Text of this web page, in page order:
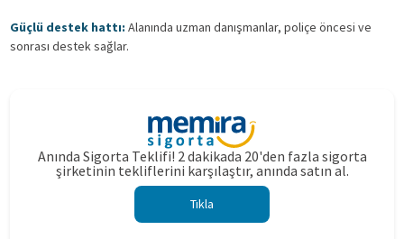
Güçlü destek hattı: Alanında uzman danışmanlar, poliçe öncesi ve
sonrası destek sağlar.
Anında Sigorta Teklifi! 2 dakikada 20'den fazla sigorta
şirketinin tekliflerini karşılaştır, anında satın al.
Tıkla